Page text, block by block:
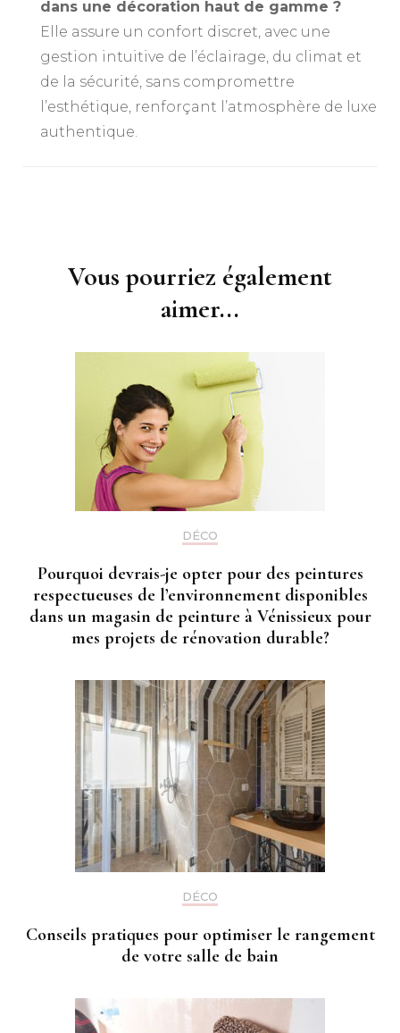
dans une décoration haut de gamme ?
Elle assure un confort discret, avec une
gestion intuitive de l’éclairage, du climat et
de la sécurité, sans compromettre
l’esthétique, renforçant l’atmosphère de luxe
authentique.
Vous pourriez également
aimer...
DÉCO
Pourquoi devrais-je opter pour des peintures
respectueuses de l’environnement disponibles
dans un magasin de peinture à Vénissieux pour
mes projets de rénovation durable?
DÉCO
Conseils pratiques pour optimiser le rangement
de votre salle de bain